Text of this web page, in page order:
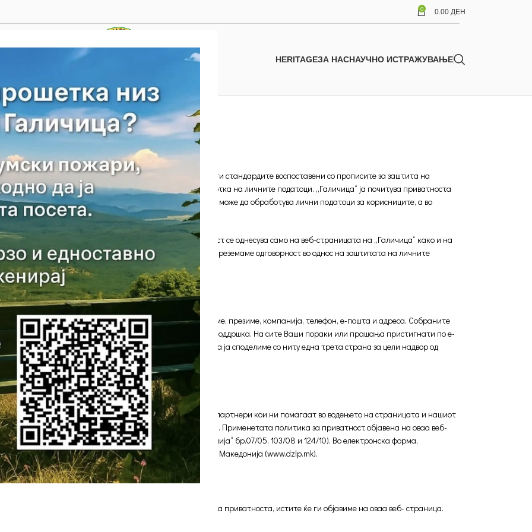
0 0.00 ДЕН
HERITAGEЗА НАСНАУЧНО ИСТРАЖУВАЊЕ
Privacy Policy
Home Privacy Policy
во сите свои деловни процеси, имплементирајќи ги стандардите воспоставени со прописите за заштита на
се однесува на начинот на кој „Галичица“ врши обработка на личните податоци. „Галичица“ ја почитува приватноста
и се грижи за заштита на личните податоци. „Галичица“ може да обработува лични податоци за корисниците, а во
доставени од Ваша страна. Оваа политика за приватност се однесува само на веб-страницата на „Галичица“ како и на
линк до други веб-страници Ве информираме дека не преземаме одговорност во однос на заштитата на личните
коментар, може да побараме да го оставите Вашето име, презиме, компанија, телефон, е-пошта и адреса. Собраните
потреби и да Ви обезбедиме ефективна услуга и поддршка. На сите Ваши пораки или прашања пристигнати по е-
нема да се користи за ниту една друга цел и нема да ја споделиме со ниту една трета страна за цели надвор од
на трети лица или компании. Ова ги исклучува нашите партнери кои ни помагаат во водењето на страницата и нашиот
да предадеме еден дел или сите собрани информации. Применетата политика за приватност објавена на оваа веб-
Македонија („Службен весник на Република Македонија“ бр.07/05, 103/08 и 124/10). Во електронска форма,
за заштита на лични податоци на Република Македонија (www.dzlp.mk).
извршиме одредени промени на Политика за заштита на приватноста, истите ќе ги објавиме на оваа веб- страница.